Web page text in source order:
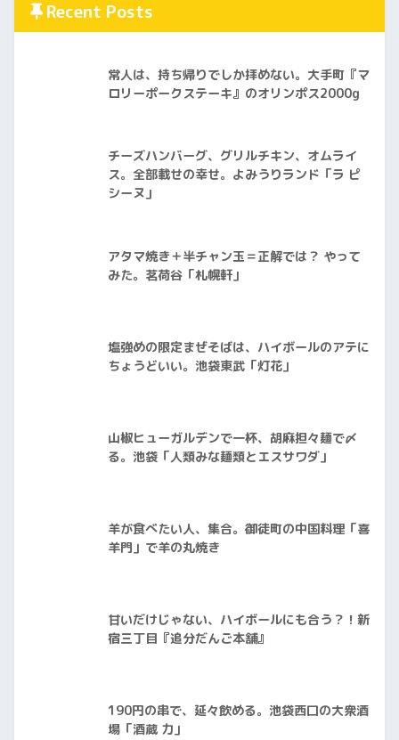
Recent Posts
常人は、持ち帰りでしか拝めない。大手町『マ
ロリーポークステーキ』のオリンポス2000g
チーズハンバーグ、グリルチキン、オムライ
ス。全部載せの幸せ。よみうりランド「ラ ピ
シーヌ」
アタマ焼き＋半チャン玉＝正解では？ やって
みた。茗荷谷「札幌軒」
塩強めの限定まぜそばは、ハイボールのアテに
ちょうどいい。池袋東武「灯花」
山椒ヒューガルデンで一杯、胡麻担々麺で〆
る。池袋「人類みな麺類とエスサワダ」
羊が食べたい人、集合。御徒町の中国料理「喜
羊門」で羊の丸焼き
甘いだけじゃない、ハイボールにも合う？！新
宿三丁目『追分だんご本舗』
190円の串で、延々飲める。池袋西口の大衆酒
場「酒蔵 力」